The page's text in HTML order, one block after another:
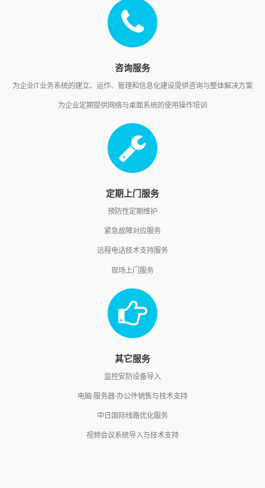
咨询服务
为企业IT业务系统的建立、运作、管理和信息化建设提供咨询与整体解决方案
为企业定期提供网络与桌面系统的使用操作培训
定期上门服务
预防性定期维护
紧急故障对应服务
远程电话技术支持服务
现场上门服务
其它服务
监控安防设备导入
电脑·服务器·办公件销售与技术支持
中日国际线路优化服务
视频会议系统导入与技术支持